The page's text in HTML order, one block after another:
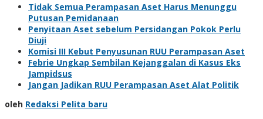
Tidak Semua Perampasan Aset Harus Menunggu
Putusan Pemidanaan
Penyitaan Aset sebelum Persidangan Pokok Perlu
Diuji
Komisi III Kebut Penyusunan RUU Perampasan Aset
Febrie Ungkap Sembilan Kejanggalan di Kasus Eks
Jampidsus
Jangan Jadikan RUU Perampasan Aset Alat Politik
oleh Redaksi Pelita baru